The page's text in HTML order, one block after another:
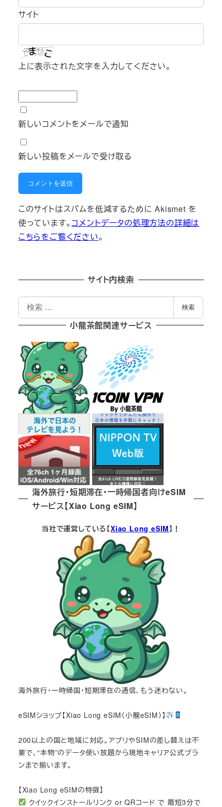
サイト
上に表示された文字を入力してください。
新しいコメントをメールで通知
新しい投稿をメールで受け取る
このサイトはスパムを低減するために Akismet を
使っています。 コメントデータの処理方法の詳細は
こちらをご覧ください。
サイト内検索
検
索
検索
小龍茶館関連サービス
海外旅行・短期滞在・一時帰国者向けeSIM
サービス【Xiao Long eSIM】
当社で運営している【Xiao Long eSIM】！
海外旅行・一時帰国・短期滞在の通信、もう迷わない。
eSIMショップ【Xiao Long eSIM（小龍eSIM）】
200以上の国と地域に対応。アプリやSIMの差し替えは不
要で、“本物”のデータ使い放題から現地キャリア公式プラ
ンまで揃います。
【Xiao Long eSIMの特徴】
クイックインストールリンク or QRコード で 最短3分で